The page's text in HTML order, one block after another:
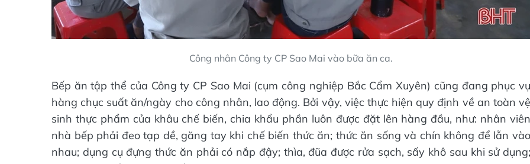
Công nhân Công ty CP Sao Mai vào bữa ăn ca.
Bếp ăn tập thể của Công ty CP Sao Mai (cụm công nghiệp Bắc Cẩm Xuyên) cũng đang phục vụ
hàng chục suất ăn/ngày cho công nhân, lao động. Bởi vậy, việc thực hiện quy định về an toàn vệ
sinh thực phẩm của khâu chế biến, chia khẩu phần luôn được đặt lên hàng đầu, như: nhân viên
nhà bếp phải đeo tạp dề, găng tay khi chế biến thức ăn; thức ăn sống và chín không để lẫn vào
nhau; dụng cụ đựng thức ăn phải có nắp đậy; thìa, đũa được rửa sạch, sấy khô sau khi sử dụng;